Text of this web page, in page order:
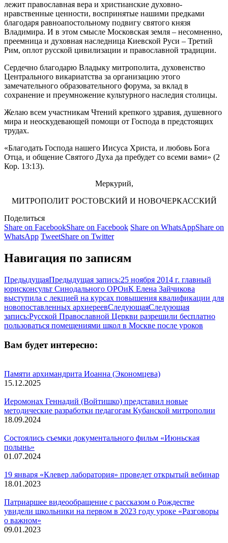
лежит православная вера и христианские духовно-
нравственные ценности, воспринятые нашими предками
благодаря равноапостольному подвигу святого князя
Владимира. И в этом смысле Московская земля – несомненно,
преемница и духовная наследница Киевской Руси – Третий
Рим, оплот русской цивилизации и православной традиции.
Сердечно благодарю Владыку митрополита, духовенство
Центрального викариатства за организацию этого
замечательного образовательного форума, за вклад в
сохранение и преумножение культурного наследия столицы.
Желаю всем участникам Чтений крепкого здравия, душевного
мира и неоскудевающей помощи от Господа в предстоящих
трудах.
«Благодать Господа нашего Иисуса Христа, и любовь Бога
Отца, и общение Святого Духа да пребудет со всеми вами» (2
Кор. 13:13).
Меркурий,
МИТРОПОЛИТ РОСТОВСКИЙ И НОВОЧЕРКАССКИЙ
Поделиться
Share on FacebookShare on Facebook Share on WhatsAppShare on
WhatsApp TweetShare on Twitter
Навигация по записям
ПредыдущаяПредыдущая запись:25 ноября 2014 г. главный
юрисконсульт Синодального ОРОиК Елена Зайчикова
выступила с лекцией на курсах повышения квалификации для
новопоставленных архиереевСледующаяСледующая
запись:Русской Православной Церкви разрешили бесплатно
пользоваться помещениями школ в Москве после уроков
Вам будет интересно:
Памяти архимандрита Иоанна (Экономцева)
15.12.2025
Иеромонах Геннадий (Войтишко) представил новые
методические разработки педагогам Кубанской митрополии
18.09.2024
Состоялись съемки документального фильм «Июньская
полынь»
01.07.2024
19 января «Клевер лаборатория» проведет открытый вебинар
18.01.2023
Патриаршее видеообращение с рассказом о Рождестве
увидели школьники на первом в 2023 году уроке «Разговоры
о важном»
09.01.2023